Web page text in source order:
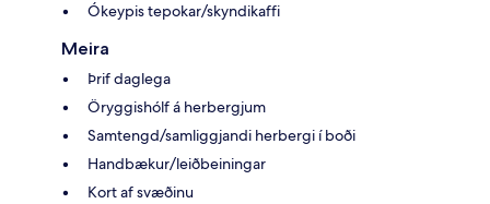
Ókeypis tepokar/skyndikaffi
Meira
Þrif daglega
Öryggishólf á herbergjum
Samtengd/samliggjandi herbergi í boði
Handbækur/leiðbeiningar
Kort af svæðinu